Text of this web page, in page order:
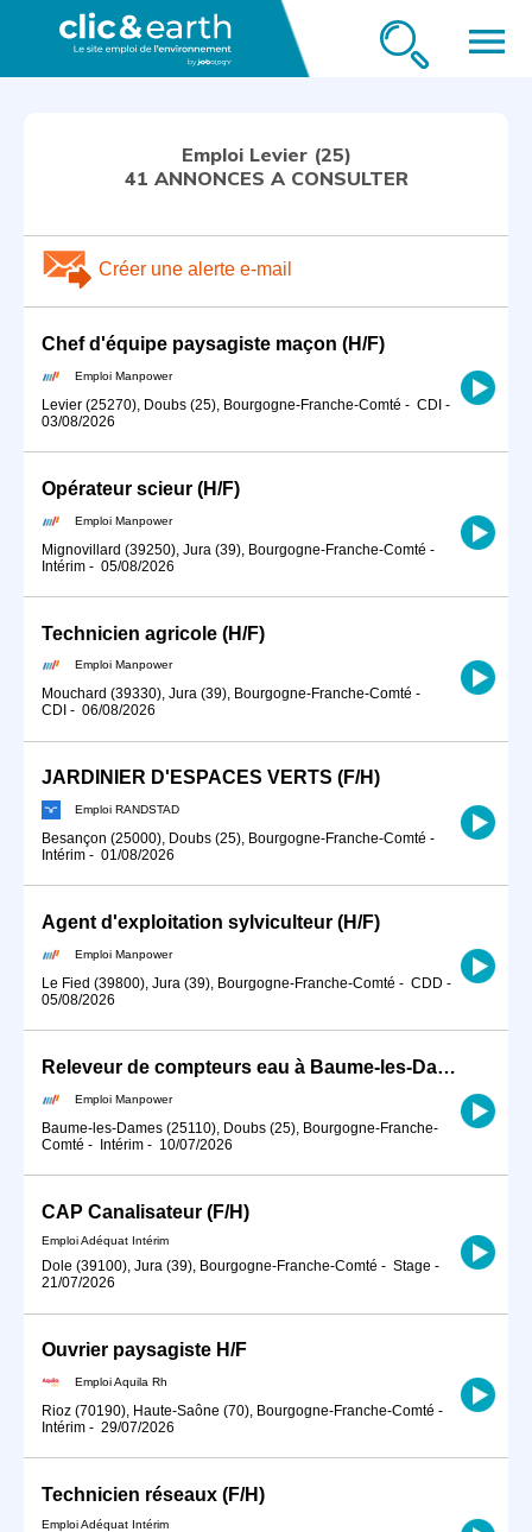
menu
Emploi Levier (25)
41 ANNONCES A CONSULTER
Créer une alerte e-mail
Chef d'équipe paysagiste maçon (H/F)
Emploi Manpower
Levier (25270), Doubs (25), Bourgogne-Franche-Comté - CDI -
03/08/2026
Opérateur scieur (H/F)
Emploi Manpower
Mignovillard (39250), Jura (39), Bourgogne-Franche-Comté -
Intérim - 05/08/2026
Technicien agricole (H/F)
Emploi Manpower
Mouchard (39330), Jura (39), Bourgogne-Franche-Comté -
CDI - 06/08/2026
JARDINIER D'ESPACES VERTS (F/H)
Emploi RANDSTAD
Besançon (25000), Doubs (25), Bourgogne-Franche-Comté -
Intérim - 01/08/2026
Agent d'exploitation sylviculteur (H/F)
Emploi Manpower
Le Fied (39800), Jura (39), Bourgogne-Franche-Comté - CDD -
05/08/2026
Releveur de compteurs eau à Baume-les-Dames (H/F)
Emploi Manpower
Baume-les-Dames (25110), Doubs (25), Bourgogne-Franche-
Comté - Intérim - 10/07/2026
CAP Canalisateur (F/H)
Emploi Adéquat Intérim
Dole (39100), Jura (39), Bourgogne-Franche-Comté - Stage -
21/07/2026
Ouvrier paysagiste H/F
Emploi Aquila Rh
Rioz (70190), Haute-Saône (70), Bourgogne-Franche-Comté -
Intérim - 29/07/2026
Technicien réseaux (F/H)
Emploi Adéquat Intérim